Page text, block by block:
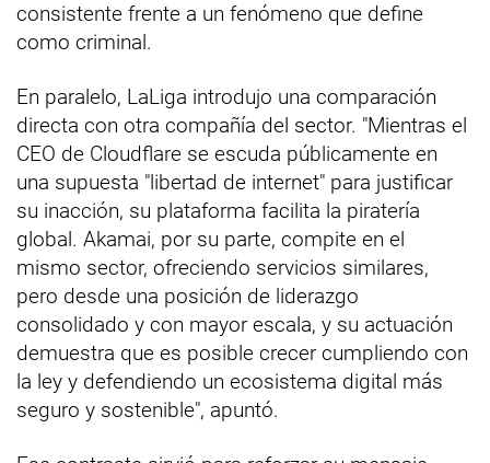
consistente frente a un fenómeno que define
como criminal.
En paralelo, LaLiga introdujo una comparación
directa con otra compañía del sector. "Mientras el
CEO de Cloudflare se escuda públicamente en
una supuesta "libertad de internet" para justificar
su inacción, su plataforma facilita la piratería
global. Akamai, por su parte, compite en el
mismo sector, ofreciendo servicios similares,
pero desde una posición de liderazgo
consolidado y con mayor escala, y su actuación
demuestra que es posible crecer cumpliendo con
la ley y defendiendo un ecosistema digital más
seguro y sostenible", apuntó.